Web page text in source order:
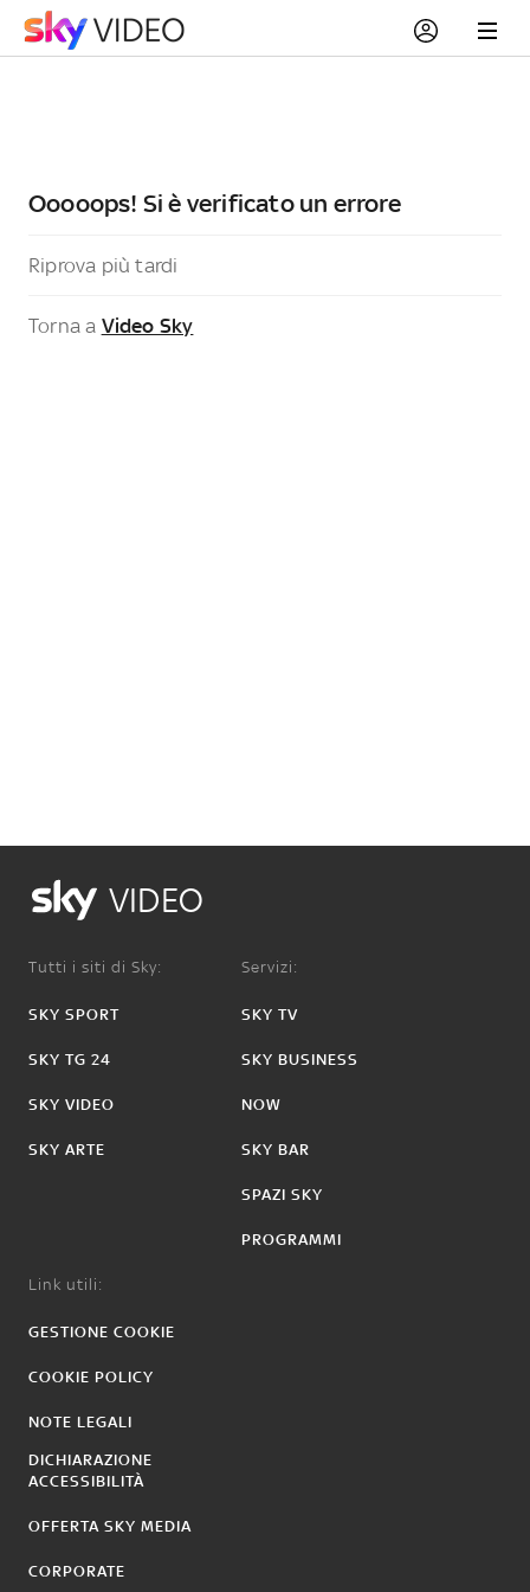
Ooooops! Si è verificato un errore
Riprova più tardi
Torna a Video Sky
VIDEO
Tutti i siti di Sky:
SKY SPORT
SKY TG 24
SKY VIDEO
SKY ARTE
Servizi:
SKY TV
SKY BUSINESS
NOW
SKY BAR
SPAZI SKY
PROGRAMMI
Link utili:
GESTIONE COOKIE
COOKIE POLICY
NOTE LEGALI
DICHIARAZIONE
ACCESSIBILITÀ
OFFERTA SKY MEDIA
CORPORATE